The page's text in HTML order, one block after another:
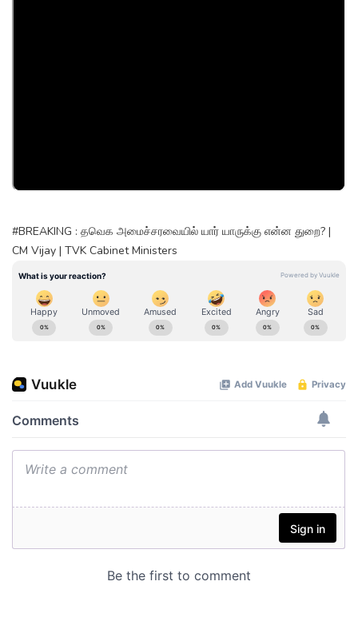
#BREAKING : தவெக அமைச்சரவையில் யார் யாருக்கு என்ன துறை? |
CM Vijay | TVK Cabinet Ministers